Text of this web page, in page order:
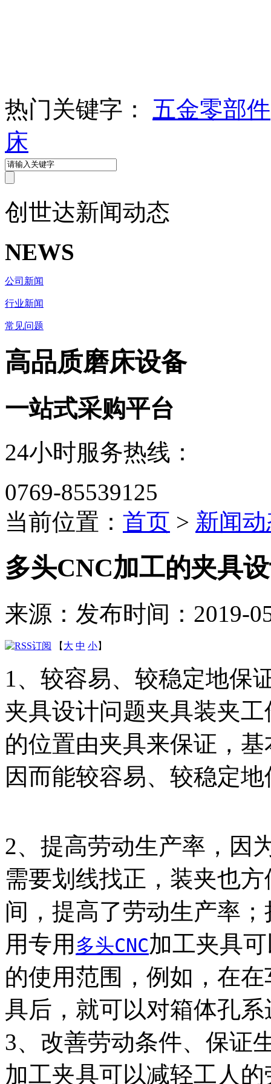
热门关键字：
五金零部件
床
创世达新闻动态
NEWS
公司新闻
行业新闻
常见问题
高品质磨床设备
一站式采购平台
24小时服务热线：
0769-85539125
当前位置： 首页 > 新闻
多头CNC加工的夹具
来源： 发布时间：2019-
【 大 中 小】
1、较容易、较稳定地保
夹具设计问题夹具装夹
的位置由夹具来保证，
因而能较容易、较稳定
2、提高劳动生产率，因
需要划线找正，装夹也
间，提高了劳动生产率
用专用 多头CNC加工夹具
的使用范围，例如，在
具后，就可以对箱体孔
3、改善劳动条件、保证
加工夹具可以减轻工人